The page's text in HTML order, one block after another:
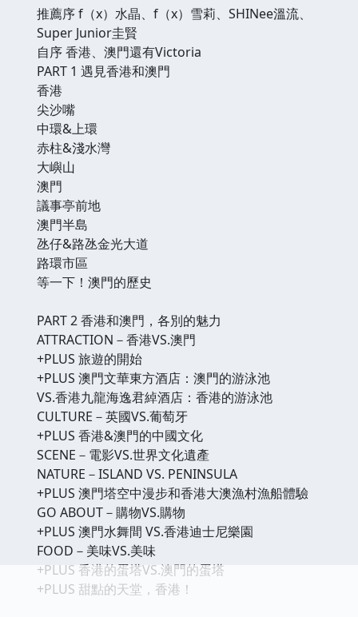
推薦序 f（x）水晶、f（x）雪莉、SHINee溫流、
Super Junior圭賢
自序 香港、澳門還有Victoria
PART 1 遇見香港和澳門
香港
尖沙嘴
中環&上環
赤柱&淺水灣
大嶼山
澳門
議事亭前地
澳門半島
氹仔&路氹金光大道
路環市區
等一下！澳門的歷史
PART 2 香港和澳門，各別的魅力
ATTRACTION－香港VS.澳門
+PLUS 旅遊的開始
+PLUS 澳門文華東方酒店：澳門的游泳池
VS.香港九龍海逸君綽酒店：香港的游泳池
CULTURE－英國VS.葡萄牙
+PLUS 香港&澳門的中國文化
SCENE－電影VS.世界文化遺產
NATURE－ISLAND VS. PENINSULA
+PLUS 澳門塔空中漫步和香港大澳漁村漁船體驗
GO ABOUT－購物VS.購物
+PLUS 澳門水舞間 VS.香港迪士尼樂園
FOOD－美味VS.美味
+PLUS 香港的蛋塔VS.澳門的蛋塔
+PLUS 甜點的天堂，香港！